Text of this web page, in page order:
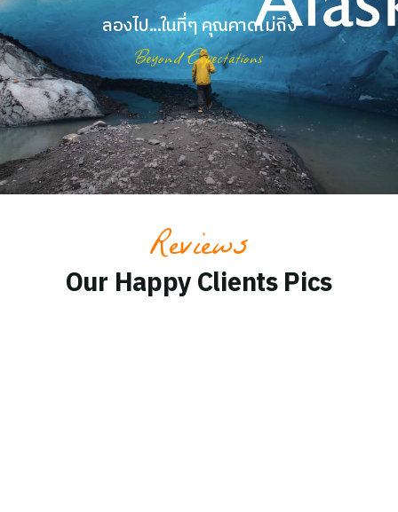
ลองไป...ในที่ๆ คุณคาดไม่ถึง
Beyond Expectations
Reviews
Our Happy Clients Pics